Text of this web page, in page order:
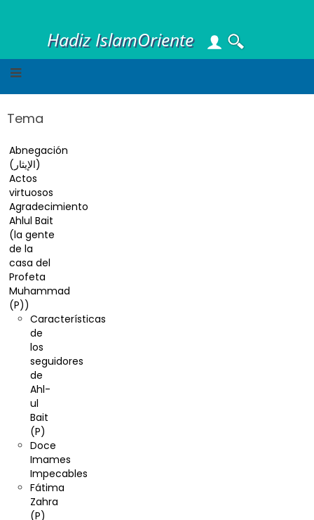
Hadiz IslamOriente
Tema
Abnegación
(الإيثار)
Actos
virtuosos
Agradecimiento
Ahlul Bait
(la gente
de la
casa del
Profeta
Muhammad
(P))
Características
de
los
seguidores
de
Ahl-
ul
Bait
(P)
Doce
Imames
Impecables
Fátima
Zahra
(P)